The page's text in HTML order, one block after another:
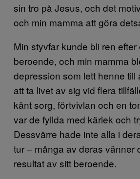
sin tro på Jesus, och det
och min mamma att göra
Min styvfar kunde bli ren
beroende, och min mamma
depression som lett henne till
att ta livet av sig vid flera
känt sorg, förtvivlan och en
var de fyllda med kärlek och
Dessvärre hade inte alla i
tur – många av deras vänner
resultat av sitt beroende.